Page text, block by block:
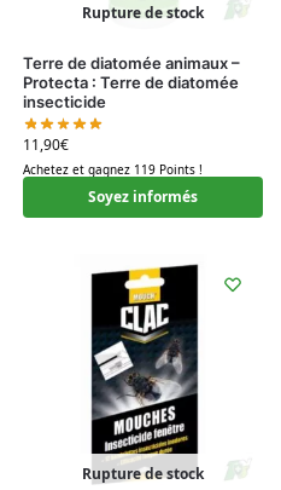
Rupture de stock
Terre de diatomée animaux –
Protecta : Terre de diatomée
insecticide
11,90€
Achetez et gagnez 119 Points !
Soyez informés
Rupture de stock